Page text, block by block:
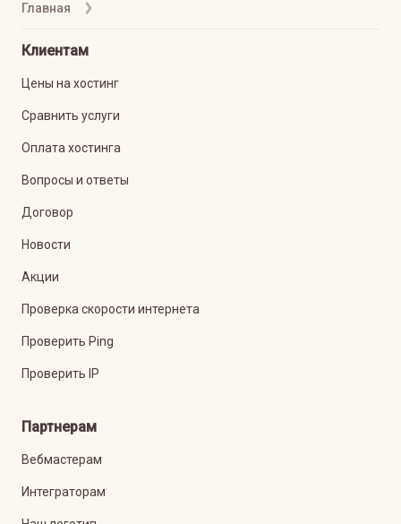
Главная
Клиентам
Цены на хостинг
Сравнить услуги
Оплата хостинга
Вопросы и ответы
Договор
Новости
Акции
Проверка скорости интернета
Проверить Ping
Проверить IP
Партнерам
Вебмастерам
Интеграторам